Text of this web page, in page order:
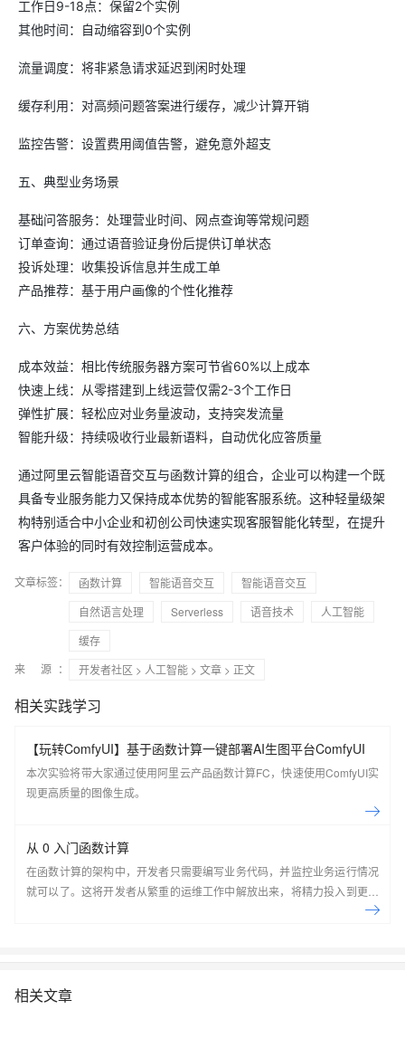
工作日9-18点：保留2个实例
其他时间：自动缩容到0个实例
流量调度：将非紧急请求延迟到闲时处理
缓存利用：对高频问题答案进行缓存，减少计算开销
监控告警：设置费用阈值告警，避免意外超支
五、典型业务场景
基础问答服务：处理营业时间、网点查询等常规问题
订单查询：通过语音验证身份后提供订单状态
投诉处理：收集投诉信息并生成工单
产品推荐：基于用户画像的个性化推荐
六、方案优势总结
成本效益：相比传统服务器方案可节省60%以上成本
快速上线：从零搭建到上线运营仅需2-3个工作日
弹性扩展：轻松应对业务量波动，支持突发流量
智能升级：持续吸收行业最新语料，自动优化应答质量
通过阿里云智能语音交互与函数计算的组合，企业可以构建一个既
具备专业服务能力又保持成本优势的智能客服系统。这种轻量级架
构特别适合中小企业和初创公司快速实现客服智能化转型，在提升
客户体验的同时有效控制运营成本。
文章标签： 函数计算 智能语音交互
智能语音交互
自然语言处理
Serverless 语音技术
人工智能
缓存
来 源：
开发者社区 > 人工智能 > 文章 > 正文
相关实践学习
【玩转ComfyUI】基于函数计算一键部署AI生图平台ComfyUI
本次实验将带大家通过使用阿里云产品函数计算FC，快速使用ComfyUI实
现更高质量的图像生成。
从 0 入门函数计算
在函数计算的架构中，开发者只需要编写业务代码，并监控业务运行情况
就可以了。这将开发者从繁重的运维工作中解放出来，将精力投入到更有
相关文章